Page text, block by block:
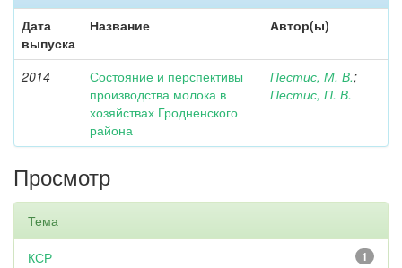
Дата
выпуска
Название Автор(ы)
2014
Состояние и перспективы
производства молока в
хозяйствах Гродненского
района
Пестис, М. В.;
Пестис, П. В.
Просмотр
Тема
1
КСР